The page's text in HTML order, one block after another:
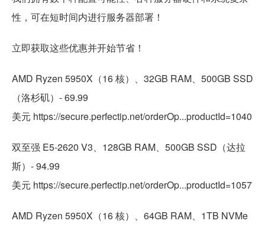
性，可在短时间内进行服务器部署！
立即获取这些优惠并开始节省！
AMD Ryzen 5950X（16 核）、32GB RAM、500GB SSD
（洛杉矶）- 69.99
美元 https://secure.perfectip.net/orderOp...productId=1040
双至强 E5-2620 V3、128GB RAM、500GB SSD（达拉
斯）- 94.99
美元 https://secure.perfectip.net/orderOp...productId=1057
AMD Ryzen 5950X（16 核）、64GB RAM、1TB NVMe